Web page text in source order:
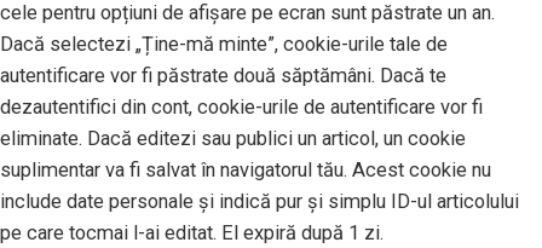
cele pentru opțiuni de afișare pe ecran sunt păstrate un an.
Dacă selectezi „Ține-mă minte”, cookie-urile tale de
autentificare vor fi păstrate două săptămâni. Dacă te
dezautentifici din cont, cookie-urile de autentificare vor fi
eliminate. Dacă editezi sau publici un articol, un cookie
suplimentar va fi salvat în navigatorul tău. Acest cookie nu
include date personale și indică pur și simplu ID-ul articolului
pe care tocmai l-ai editat. El expiră după 1 zi.